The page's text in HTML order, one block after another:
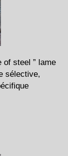
of steel ” lame
sélective,